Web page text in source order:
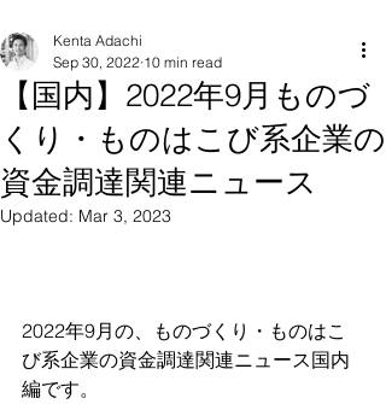
【国内】2022年9月ものづ
くり・ものはこび系企業の
資金調達関連ニュース
Kenta Adachi
Sep 30, 2022 10 min read
Updated: Mar 3, 2023
2022年9月の、ものづくり・ものはこ
び系企業の資金調達関連ニュース国内
編です。